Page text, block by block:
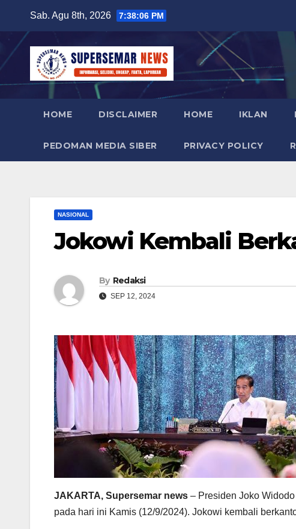
content
Sab. Agu 8th, 2026 7:38:07 PM
HOME DISCLAIMER HOME IKLAN
PEDOMAN MEDIA SIBER PRIVACY POLICY
NASIONAL
Jokowi Kembali
By Redaksi
SEP 12, 2024
JAKARTA, Supersemar news – Presiden Joko
pada hari ini Kamis (12/9/2024). Jokowi kembali